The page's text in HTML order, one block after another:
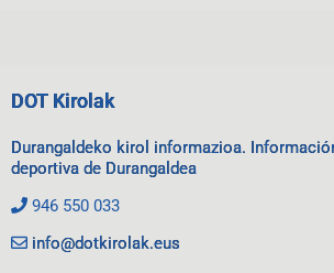
DOT Kirolak
Durangaldeko kirol informazioa.
deportiva de Durangaldea
946 550 033
info@dotkirolak.eus